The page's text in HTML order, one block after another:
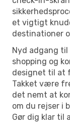
et vigtigt
destinationer
Nyd adgang
shopping og
designet til at
Takket være
det nemt at
om du rejser i
Gør dig klar til